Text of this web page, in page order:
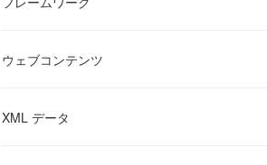
ウェブコンテンツ
XML データ